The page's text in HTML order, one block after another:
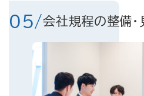
05/会社規程の整備・